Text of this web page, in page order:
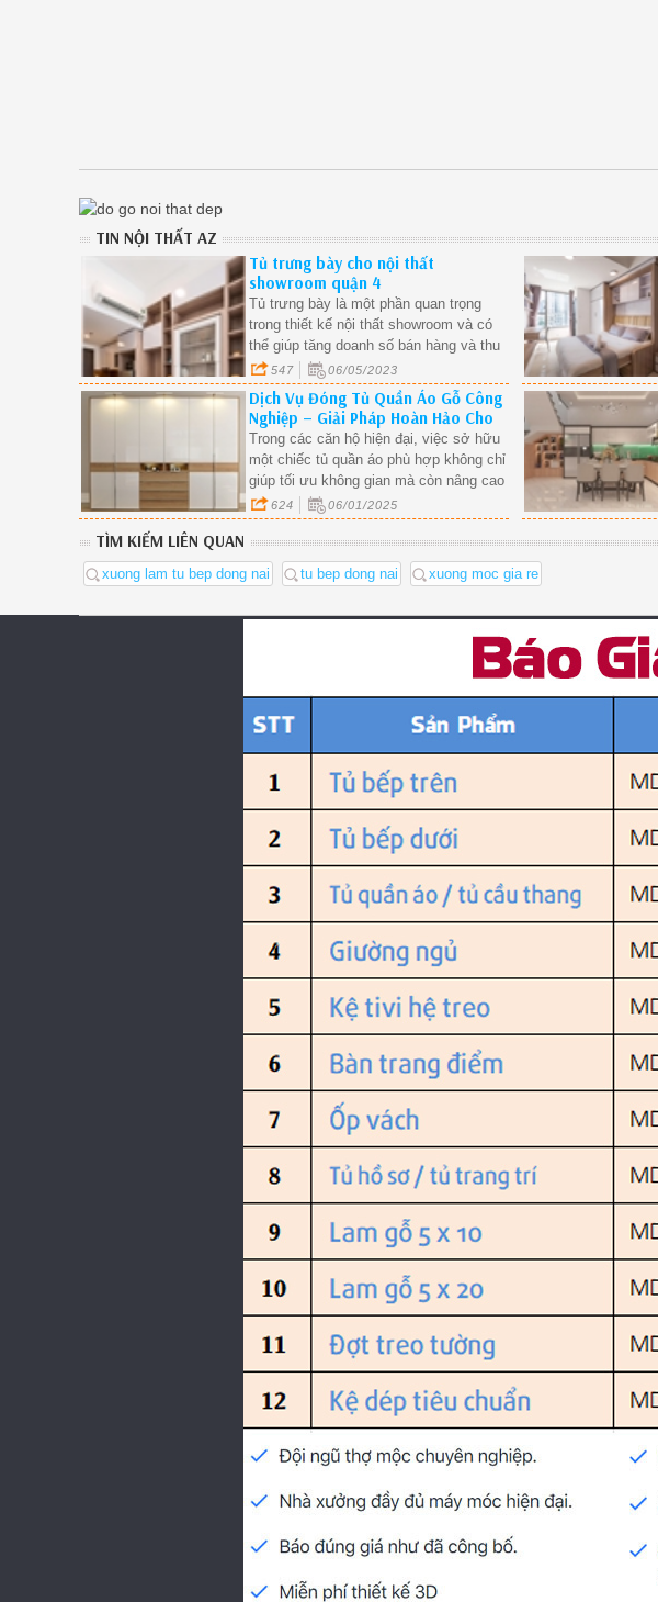
TIN NỘI THẤT AZ
Tủ trưng bày cho nội thất
showroom quận 4
Tủ trưng bày là một phần quan trọng
trong thiết kế nội thất showroom và có
thể giúp tăng doanh số bán hàng và thu
hút sự chú ý của khách hàng
547 06/05/2023
Dịch Vụ Đóng Tủ Quần Áo Gỗ Công
Nghiệp – Giải Pháp Hoàn Hảo Cho
Căn Hộ Hiện Đại.
Trong các căn hộ hiện đại, việc sở hữu
một chiếc tủ quần áo phù hợp không chỉ
giúp tối ưu không gian mà còn nâng cao
tính thẩm mỹ cho phòng ngủ. Dịch vụ
đóng tủ quần áo gỗ công nghiệp đang
trở thành lựa chọn hàng đầu nhờ vào
sự tiện nghi, hiện đại và giá thành hợp
lý. Hãy cùng tìm hiểu vì sao tủ quần áo
624 06/01/2025
TÌM KIẾM LIÊN QUAN
xuong lam tu bep dong nai tu bep dong nai xuong moc gia re